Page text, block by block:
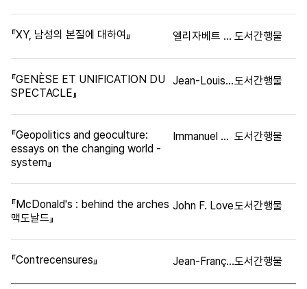
『XY, 남성의 본질에 대하여』 엘리자베트 바뎅테 도서간행물
『GENÈSE ET UNIFICATION DU
SPECTACLE』
Jean-Louis Moinet 도서간행물
『Geopolitics and geoculture:
essays on the changing world -
system』
Immanuel Wallerstein 도서간행물
『McDonald's : behind the arches
맥도날드』
John F. Love 도서간행물
『Contrecensures』 Jean-François Revel도서간행물